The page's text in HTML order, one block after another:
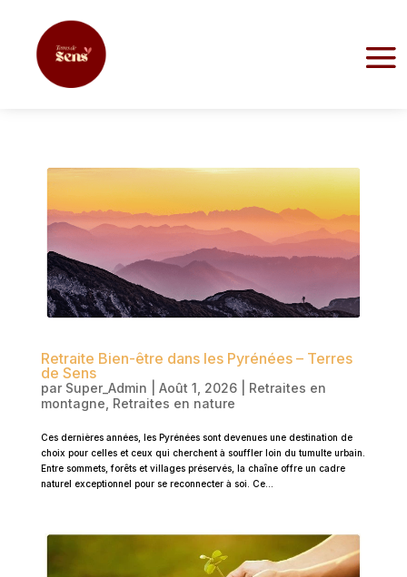
Retraite Bien-être dans les Pyrénées – Terres
de Sens
par Super_Admin Août 1, 2026| Retraites en
montagne Retraites en nature
Ces dernières années, les Pyrénées sont devenues une destination de
choix pour celles et ceux qui cherchent à souffler loin du tumulte urbain.
Entre sommets, forêts et villages préservés, la chaîne offre un cadre
naturel exceptionnel pour se reconnecter à soi. Ce...